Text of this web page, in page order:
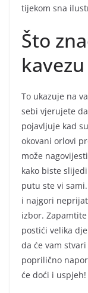
tijekom sna
Što
To ukazuje na
sebi vjerujete
pojavljuje kad
okovani orlovi
može
kako biste
putu ste vi
i najgori
izbor.
postići velika
da će vam
poprilično
će doći i uspjeh!